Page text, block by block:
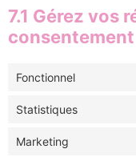
7.1 Gérez vos
consentement
Fonctionnel
Statistiques
Marketing